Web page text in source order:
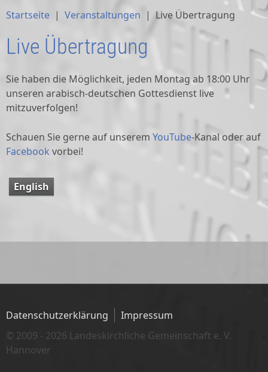
Startseite | Veranstaltungen | Live Übertragung
Live Übertragung
Sie haben die Möglichkeit, jeden Montag ab 18:00 Uhr
unseren arabisch-deutschen Gottesdienst live
mitzuverfolgen!
Schauen Sie gerne auf unserem YouTube-Kanal oder auf
Facebook vorbei!
English
Datenschutzerklärung
Impressum
© 2009 - 2026 Landeskirchliche Gemeinschaft e. V.
Hannover